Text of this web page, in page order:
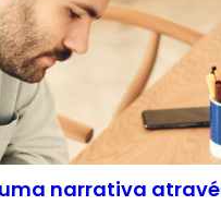
narrativa